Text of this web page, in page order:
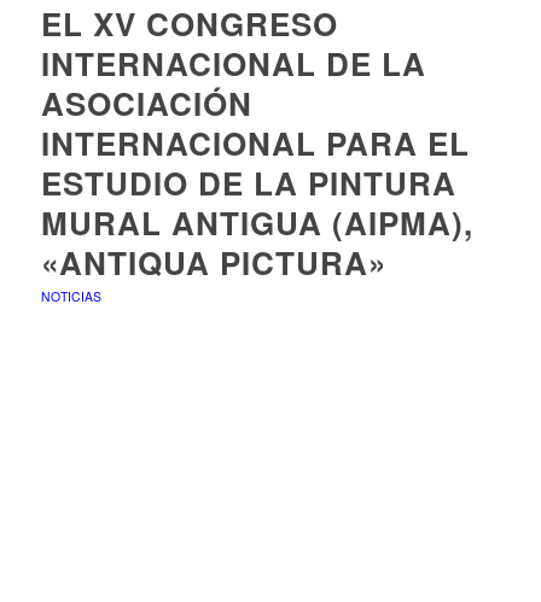
EL XV CONGRESO
INTERNACIONAL DE LA
ASOCIACIÓN
INTERNACIONAL PARA EL
ESTUDIO DE LA PINTURA
MURAL ANTIGUA (AIPMA),
«ANTIQUA PICTURA»
NOTICIAS